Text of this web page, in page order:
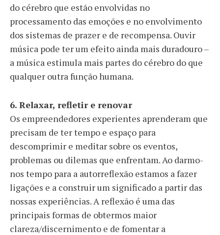
do cérebro que estão envolvidas no
processamento das emoções e no envolvimento
dos sistemas de prazer e de recompensa. Ouvir
música pode ter um efeito ainda mais duradouro –
a música estimula mais partes do cérebro do que
qualquer outra função humana.
6. Relaxar, refletir e renovar
Os empreendedores experientes aprenderam que
precisam de ter tempo e espaço para
descomprimir e meditar sobre os eventos,
problemas ou dilemas que enfrentam. Ao darmo-
nos tempo para a autorreflexão estamos a fazer
ligações e a construir um significado a partir das
nossas experiências. A reflexão é uma das
principais formas de obtermos maior
clareza/discernimento e de fomentar a